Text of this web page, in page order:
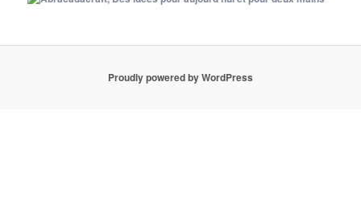
Proudly powered by WordPress